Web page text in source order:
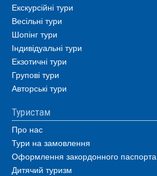
Екскурсійні тури
Весільні тури
Шопінг тури
Індивідуальні тури
Екзотичні тури
Групові тури
Авторські тури
Туристам
Про нас
Тури на замовлення
Оформлення закордонного паспорта
Дитячий туризм